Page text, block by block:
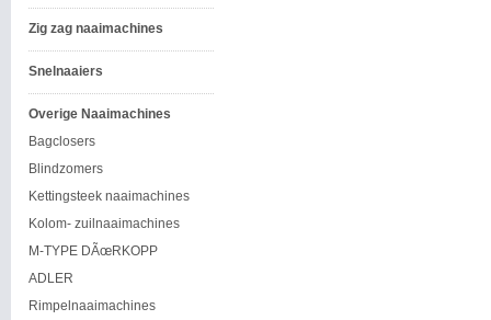
Zig zag naaimachines
Snelnaaiers
Overige Naaimachines
Bagclosers
Blindzomers
Kettingsteek naaimachines
Kolom- zuilnaaimachines
M-TYPE DÃœRKOPP
ADLER
Rimpelnaaimachines